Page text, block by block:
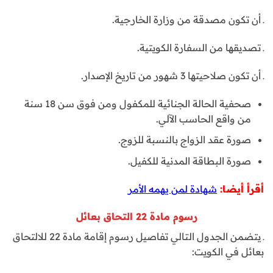
ـ أن تكون مصدقة من وزارة الخارجية.
ـ تصديقها من السفارة الكويتية.
ـ أن تكون صلاحيتها 3 شهور من تاريخ الإصدار.
صحفية الحالة الجنائية للمكفول ومن فوق سن 18 سنة
من واقع الحاسب الآلي.
صورة عقد الزواج بالنسبة للزوج.
صورة البطاقة المدنية للكفيل.
أقرأ أيضا: شهادة لمن يهمه الأمر
رسوم مادة 22 التحاق بعائل
ـ يتضمن الجدول التالي تفاصيل رسوم إقامة مادة 22 للالتحاق
بعائل في الكويت: